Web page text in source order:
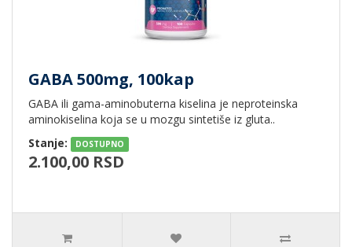
GABA 500mg, 100kap
GABA ili gama-aminobuterna kiselina je neproteinska
aminokiselina koja se u mozgu sintetiše iz gluta..
Stanje:
DOSTUPNO
2.100,00 RSD